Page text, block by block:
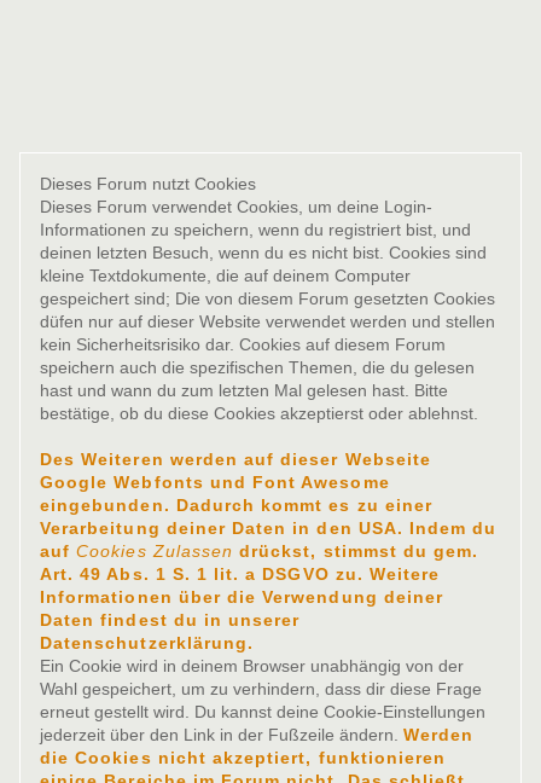
Dieses Forum nutzt Cookies
Dieses Forum verwendet Cookies, um deine Login-
Informationen zu speichern, wenn du registriert bist, und
deinen letzten Besuch, wenn du es nicht bist. Cookies sind
kleine Textdokumente, die auf deinem Computer
gespeichert sind; Die von diesem Forum gesetzten Cookies
düfen nur auf dieser Website verwendet werden und stellen
kein Sicherheitsrisiko dar. Cookies auf diesem Forum
speichern auch die spezifischen Themen, die du gelesen
hast und wann du zum letzten Mal gelesen hast. Bitte
bestätige, ob du diese Cookies akzeptierst oder ablehnst.
Des Weiteren werden auf dieser Webseite
Google Webfonts und Font Awesome
eingebunden. Dadurch kommt es zu einer
Verarbeitung deiner Daten in den USA. Indem du
aufCookies Zulassen drückst, stimmst du gem.
Art. 49 Abs. 1 S. 1 lit. a DSGVO zu. Weitere
Informationen über die Verwendung deiner
Daten findest du in unserer
Datenschutzerklärung.
Ein Cookie wird in deinem Browser unabhängig von der
Wahl gespeichert, um zu verhindern, dass dir diese Frage
erneut gestellt wird. Du kannst deine Cookie-Einstellungen
jederzeit über den Link in der Fußzeile ändern. Werden
die Cookies nicht akzeptiert, funktionieren